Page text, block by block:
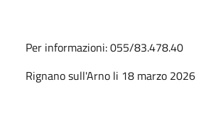
Per informazioni: 055/83.478.40
Rignano sull'Arno li 18 marzo 2026